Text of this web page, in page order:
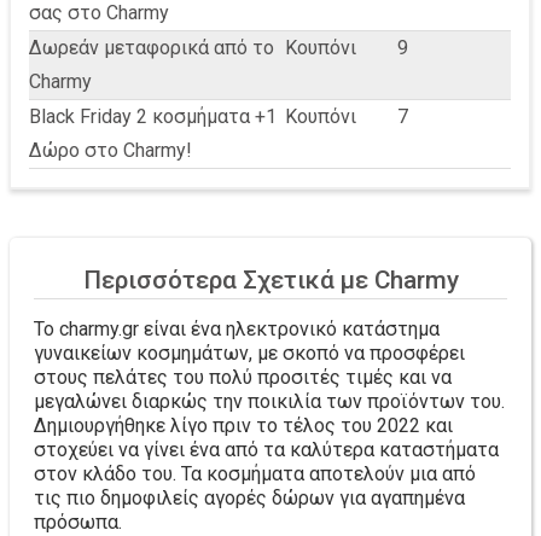
σας στο Charmy
Δωρεάν μεταφορικά από το
Charmy
Κουπόνι 9
Black Friday 2 κοσμήματα +1
Δώρο στο Charmy!
Κουπόνι 7
Περισσότερα Σχετικά με Charmy
Το charmy.gr είναι ένα ηλεκτρονικό κατάστημα
γυναικείων κοσμημάτων, με σκοπό να προσφέρει
στους πελάτες του πολύ προσιτές τιμές και να
μεγαλώνει διαρκώς την ποικιλία των προϊόντων του.
Δημιουργήθηκε λίγο πριν το τέλος του 2022 και
στοχεύει να γίνει ένα από τα καλύτερα καταστήματα
στον κλάδο του. Τα κοσμήματα αποτελούν μια από
τις πιο δημοφιλείς αγορές δώρων για αγαπημένα
πρόσωπα.